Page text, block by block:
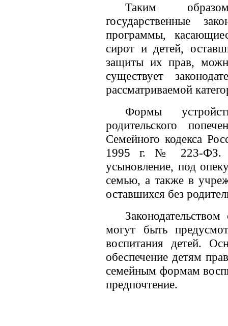
Таким
государственные
программы,
сирот и детей,
защиты их прав,
существует
рассматриваемой
Формы
родительского
Семейного кодекса
1995 г. № 223-ФЗ.
усыновление, под
семью, а также в
оставшихся без
могут быть
воспитания детей.
обеспечение детям
семейным формам
предпочтение.